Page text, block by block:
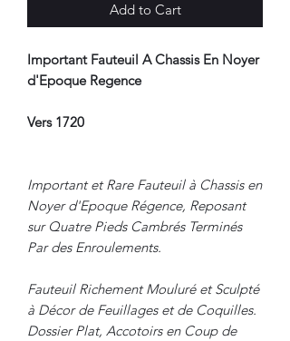
Add to Cart
Important Fauteuil A Chassis En Noyer
d'Epoque Regence
Vers 1720
Important et Rare Fauteuil à Chassis en
Noyer d'Epoque Régence, Reposant
sur Quatre Pieds Cambrés Terminés
Par des Enroulements.
Fauteuil Richement Mouluré et Sculpté
à Décor de Feuillages et de Coquilles.
Dossier Plat, Accotoirs en Coup de